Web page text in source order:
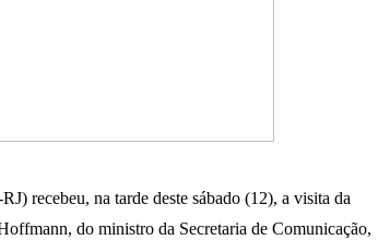
recebeu, na tarde deste sábado (12), a visita da
do ministro da Secretaria de Comunicação,